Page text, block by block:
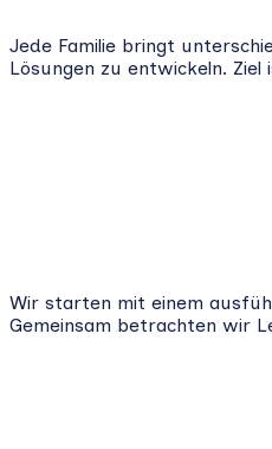
Jede Familie bringt
Lösungen zu entwickeln.
Wir starten mit einem
Gemeinsam betrachten wir